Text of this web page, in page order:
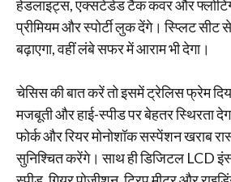
हेडलाइट्स, एक्सटेंडेड टैंक कवर और
प्रीमियम और स्पोर्टी लुक देंगे। स्प्लिट
बढ़ाएगा, वहीं लंबे सफर में आराम भी देगा।
चेसिस की बात करें तो इसमें ट्रेलिस फ्रेम
मजबूती और हाई-स्पीड पर बेहतर स्थिरता
फोर्क और रियर मोनोशॉक सस्पेंशन खराब
सुनिश्चित करेंगे। साथ ही डिजिटल LCD